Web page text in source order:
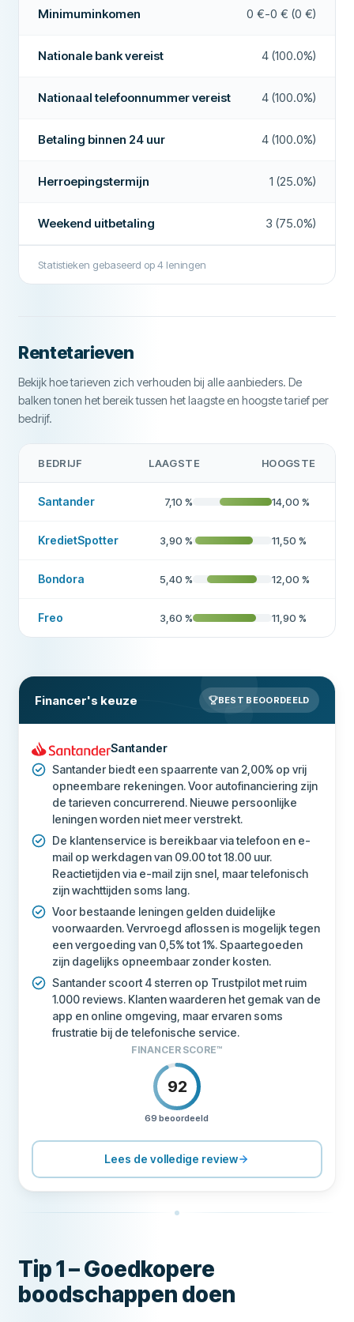
Rentevrije lening Nee
Hoge goedkeuringsgraad Nee
Aanbevolen bedrijf Nee
Meer over dit bedrijf
Minimuminkomen 0 €-0 € (0 €)
Nationale bank vereist 4 (100.0%)
Nationaal telefoonnummer vereist 4 (100.0%)
Betaling binnen 24 uur 4 (100.0%)
Herroepingstermijn 1 (25.0%)
Weekend uitbetaling 3 (75.0%)
Statistieken gebaseerd op 4 leningen
BEDRIJF LAAGSTE HOOGSTE
Santander 7,10 % 14,00 %
KredietSpotter 3,90 % 11,50 %
Bondora 5,40 % 12,00 %
Freo 3,60 % 11,90 %
Rentetarieven
Bekijk hoe tarieven zich verhouden bij alle aanbieders. De
balken tonen het bereik tussen het laagste en hoogste tarief per
bedrijf.
Financer's keuze BEST BEOORDEELD
Santander
Santander biedt een spaarrente van 2,00% op vrij
opneembare rekeningen. Voor autofinanciering zijn
de tarieven concurrerend. Nieuwe persoonlijke
leningen worden niet meer verstrekt.
De klantenservice is bereikbaar via telefoon en e-
mail op werkdagen van 09.00 tot 18.00 uur.
Reactietijden via e-mail zijn snel, maar telefonisch
zijn wachttijden soms lang.
Voor bestaande leningen gelden duidelijke
voorwaarden. Vervroegd aflossen is mogelijk tegen
een vergoeding van 0,5% tot 1%. Spaartegoeden
zijn dagelijks opneembaar zonder kosten.
Santander scoort 4 sterren op Trustpilot met ruim
1.000 reviews. Klanten waarderen het gemak van de
app en online omgeving, maar ervaren soms
frustratie bij de telefonische service.
FINANCER SCORE™
92
69 beoordeeld
ONDERSTEUNING
VOORWAARDEN 90
Lees de volledige review
Tip 1 – Goedkopere
boodschappen doen